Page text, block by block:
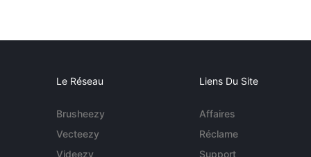
Le Réseau
Brusheezy
Vecteezy
Videezy
Liens Du Site
Affaires
Réclame
Support